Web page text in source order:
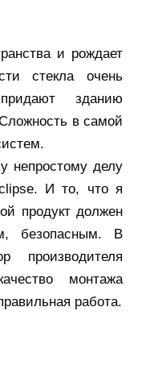
и рождает
стекла очень
зданию
в самой
непростому делу
И то, что я
продукт должен
безопасным. В
монтажа
работа.